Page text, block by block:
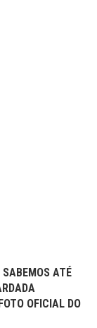
SABEMOS ATÉ
OFICIAL DO